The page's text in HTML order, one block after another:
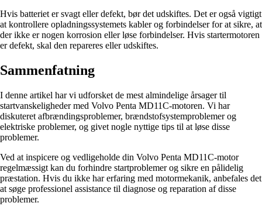
Hvis batteriet er svagt eller defekt, bør det udskiftes. Det er også vigtigt
at kontrollere opladningssystemets kabler og forbindelser for at sikre, at
der ikke er nogen korrosion eller løse forbindelser. Hvis startermotoren
er defekt, skal den repareres eller udskiftes.
Sammenfatning
I denne artikel har vi udforsket de mest almindelige årsager til
startvanskeligheder med Volvo Penta MD11C-motoren. Vi har
diskuteret afbrændingsproblemer, brændstofsystemproblemer og
elektriske problemer, og givet nogle nyttige tips til at løse disse
problemer.
Ved at inspicere og vedligeholde din Volvo Penta MD11C-motor
regelmæssigt kan du forhindre startproblemer og sikre en pålidelig
præstation. Hvis du ikke har erfaring med motormekanik, anbefales det
at søge professionel assistance til diagnose og reparation af disse
problemer.